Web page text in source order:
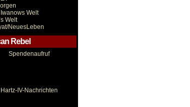
Welt
Welt
NeuesLeben
Rebel